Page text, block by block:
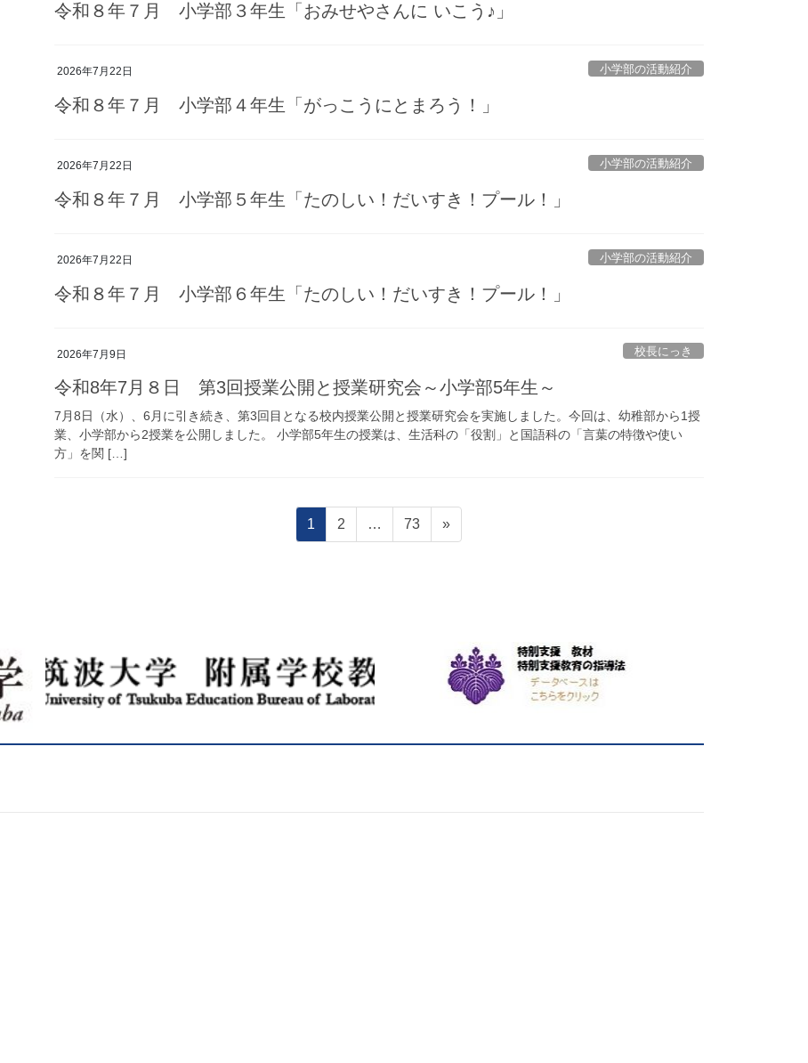
令和８年７月 小学部３年生「おみせやさんに いこう♪」
2026年7月22日 小学部の活動紹介
令和８年７月 小学部４年生「がっこうにとまろう！」
2026年7月22日 小学部の活動紹介
令和８年７月 小学部５年生「たのしい！だいすき！プール！」
2026年7月22日 小学部の活動紹介
令和８年７月 小学部６年生「たのしい！だいすき！プール！」
2026年7月9日 校長にっき
令和8年7月８日 第3回授業公開と授業研究会～小学部5年生～
7月8日（水）、6月に引き続き、第3回目となる校内授業公開と授業研究会を実施しました。今回は、幼稚部から1授
業、小学部から2授業を公開しました。 小学部5年生の授業は、生活科の「役割」と国語科の「言葉の特徴や使い
方」を関 […]
ジ
送
固
定
1
固
定
2 …
固
定
73 »